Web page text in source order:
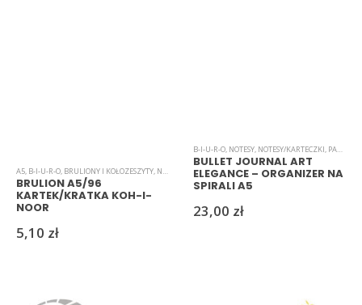
A5, B-I-U-R-O, BRULIONY I KOŁOZESZYTY, NOTESY NOTESY/KARTECZKI,PAPIER,ZESZYTY I
BRULION A5/96
KARTEK/KRATKA KOH-I-
NOOR
5,10 zł
B-I-U-R-O, NOTESY, NOTESY/KARTECZKI, PAPIER
BULLET JOURNAL ART
ELEGANCE – ORGANIZER NA
SPIRALI A5
23,00 zł